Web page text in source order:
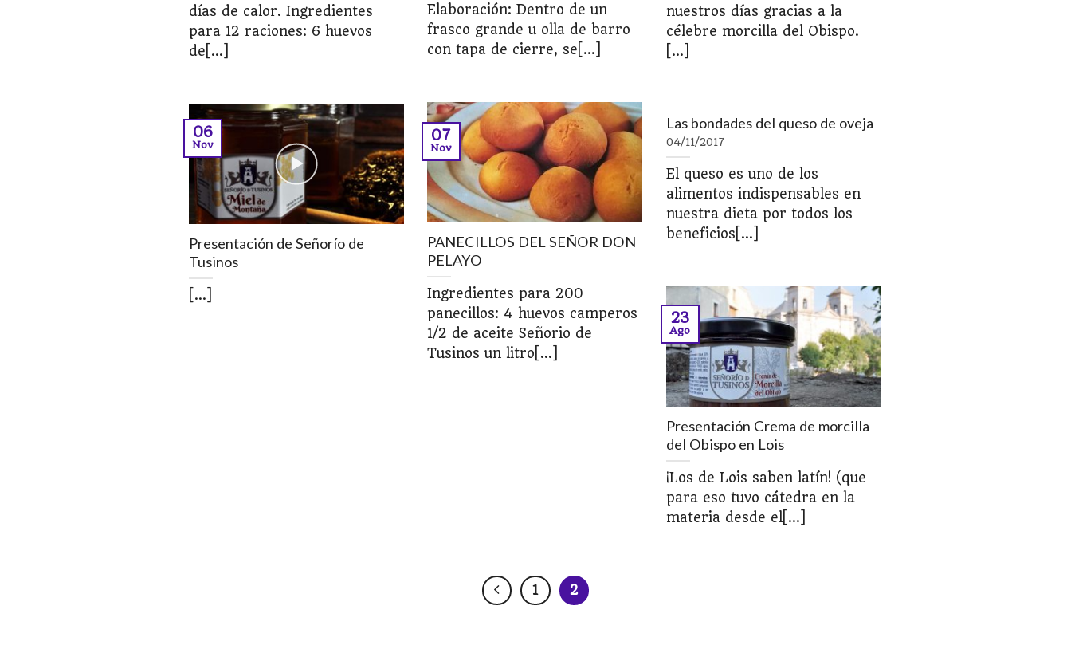
días de calor. Ingredientes
para 12 raciones: 6 huevos
de[...]
Elaboración: Dentro de un
frasco grande u olla de barro
con tapa de cierre, se[...]
nuestros días gracias a la
célebre morcilla del Obispo.
[...]
PANECILLOS DEL SEÑOR DON
PELAYO
Ingredientes para 200
panecillos: 4 huevos camperos
1/2 de aceite Señorio de
Tusinos un litro[...]
07
Nov
Presentación de Señorío de
Tusinos
[...]
06
Nov
Las bondades del queso de oveja
04/11/2017
El queso es uno de los
alimentos indispensables en
nuestra dieta por todos los
beneficios[...]
Presentación Crema de morcilla
del Obispo en Lois
¡Los de Lois saben latín! (que
para eso tuvo cátedra en la
materia desde el[...]
23
Ago
1 2